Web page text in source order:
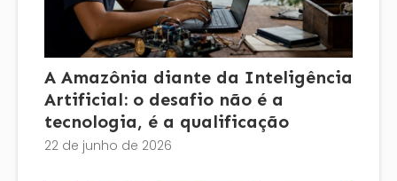
A Amazônia diante da Inteligência
Artificial: o desafio não é a
tecnologia, é a qualificação
22 de junho de 2026